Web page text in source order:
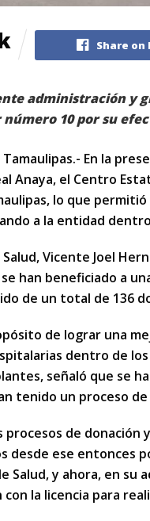
Share on
administración y
número 10 por su
Tamaulipas.- En la
Anaya, el Centro
lo que
a la entidad
Vicente Joel
han beneficiado a
de un total de 136
de lograr una
dentro de
señaló que se
tenido un proceso
procesos de
desde ese entonces
Salud, y ahora, en su
la licencia para